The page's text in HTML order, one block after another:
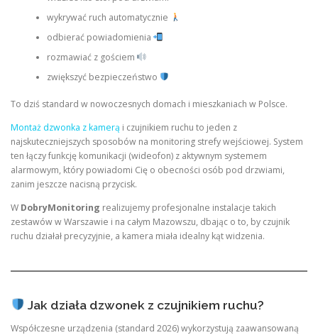
wykrywać ruch automatycznie
odbierać powiadomienia
rozmawiać z gościem
zwiększyć bezpieczeństwo
To dziś standard w nowoczesnych domach i mieszkaniach w Polsce.
Montaż dzwonka z kamerą i czujnikiem ruchu to jeden z
najskuteczniejszych sposobów na monitoring strefy wejściowej. System
ten łączy funkcję komunikacji (wideofon) z aktywnym systemem
alarmowym, który powiadomi Cię o obecności osób pod drzwiami,
zanim jeszcze nacisną przycisk.
W DobryMonitoring realizujemy profesjonalne instalacje takich
zestawów w Warszawie i na całym Mazowszu, dbając o to, by czujnik
ruchu działał precyzyjnie, a kamera miała idealny kąt widzenia.
Jak działa dzwonek z czujnikiem ruchu?
Współczesne urządzenia (standard 2026) wykorzystują zaawansowaną